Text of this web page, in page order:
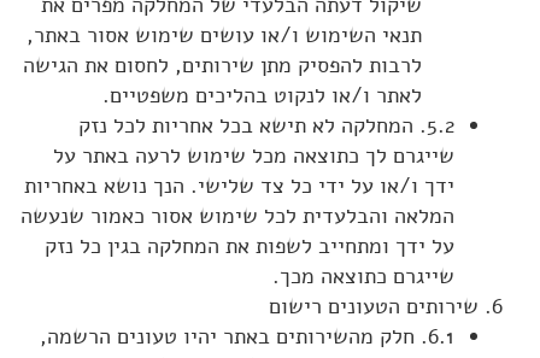
תנאי השימוש ו/או עושים שימוש אסור באתר,
לרבות להפסיק מתן שירותים, לחסום את הגישה
לאתר ו/או לנקוט בהליכים משפטיים.
5.2. המחלקה לא תישא בכל אחריות לכל נזק
שייגרם לך כתוצאה מכל שימוש לרעה באתר על
ידך ו/או על ידי כל צד שלישי. הנך נושא באחריות
המלאה והבלעדית לכל שימוש אסור כאמור שנעשה
על ידך ומתחייב לשפות את המחלקה בגין כל נזק
שייגרם כתוצאה מכך.
שירותים הטעונים רישום
6.1. חלק מהשירותים באתר יהיו טעונים הרשמה,